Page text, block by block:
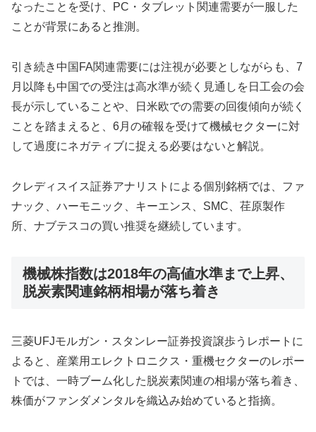
なったことを受け、PC・タブレット関連需要が一服した
ことが背景にあると推測。
引き続き中国FA関連需要には注視が必要としながらも、7
月以降も中国での受注は高水準が続く見通しを日工会の会
長が示していることや、日米欧での需要の回復傾向が続く
ことを踏まえると、6月の確報を受けて機械セクターに対
して過度にネガティブに捉える必要はないと解説。
クレディスイス証券アナリストによる個別銘柄では、ファ
ナック、ハーモニック、キーエンス、SMC、荏原製作
所、ナブテスコの買い推奨を継続しています。
機械株指数は2018年の高値水準まで上昇、
脱炭素関連銘柄相場が落ち着き
三菱UFJモルガン・スタンレー証券投資譲歩うレポートに
よると、産業用エレクトロニクス・重機セクターのレポー
トでは、一時ブーム化した脱炭素関連の相場が落ち着き、
株価がファンダメンタルを織込み始めていると指摘。